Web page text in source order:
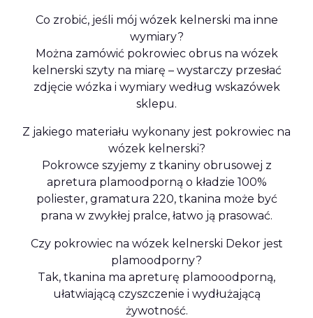
Co zrobić, jeśli mój wózek kelnerski ma inne
wymiary?
Można zamówić pokrowiec obrus na wózek
kelnerski szyty na miarę – wystarczy przesłać
zdjęcie wózka i wymiary według wskazówek
sklepu.
Z jakiego materiału wykonany jest pokrowiec na
wózek kelnerski?
Pokrowce szyjemy z tkaniny obrusowej z
apretura plamoodporną o kładzie 100%
poliester, gramatura 220, tkanina może być
prana w zwykłej pralce, łatwo ją prasować.
Czy pokrowiec na wózek kelnerski Dekor jest
plamoodporny?
Tak, tkanina ma apreturę plamooodporną,
ułatwiającą czyszczenie i wydłużającą
żywotność.